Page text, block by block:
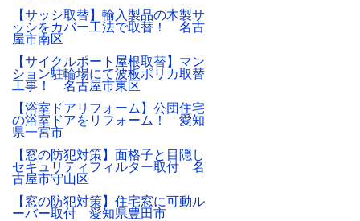
【サッシ取替】輸入製品の木製サ
ッシをカバー工法で取替！ 名古
屋市南区
【サイクルポート屋根取替】マン
ション駐輪場にて波板ポリカ取替
工事！ 名古屋市東区
【浴室ドアリフォーム】公団住宅
の浴室ドアをリフォーム！ 愛知
県一宮市
【窓の防犯対策】面格子と目隠し
セキュリティフィルター取付 名
古屋市守山区
【窓の防犯対策】住宅窓に可動ル
ーバー取付 愛知県豊田市